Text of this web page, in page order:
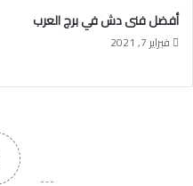
أفضل فنى دش في برج العرب
فبراير 7, 2021